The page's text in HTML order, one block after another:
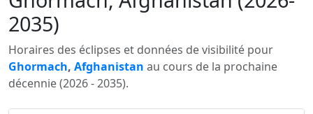
2035)
Horaires des éclipses et données de visibilité pour
Ghormach, Afghanistan au cours de la prochaine
décennie (2026 - 2035).